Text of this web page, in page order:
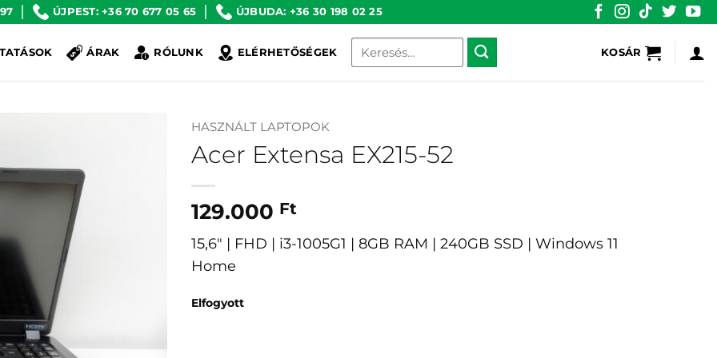
ÚJPEST: +36 70 677 05 65 ÚJBUDA: +36 30 198 02 25
ÁRAK RÓLUNK ELÉRHETŐSÉGEK
Keresés
következőre:
KOSÁR
HASZNÁLT LAPTOPOK
Acer Extensa EX215-52
129.000 Ft
15,6″ | FHD | i3-1005G1 | 8GB RAM | 240GB SSD | Windows 11
Home
Elfogyott